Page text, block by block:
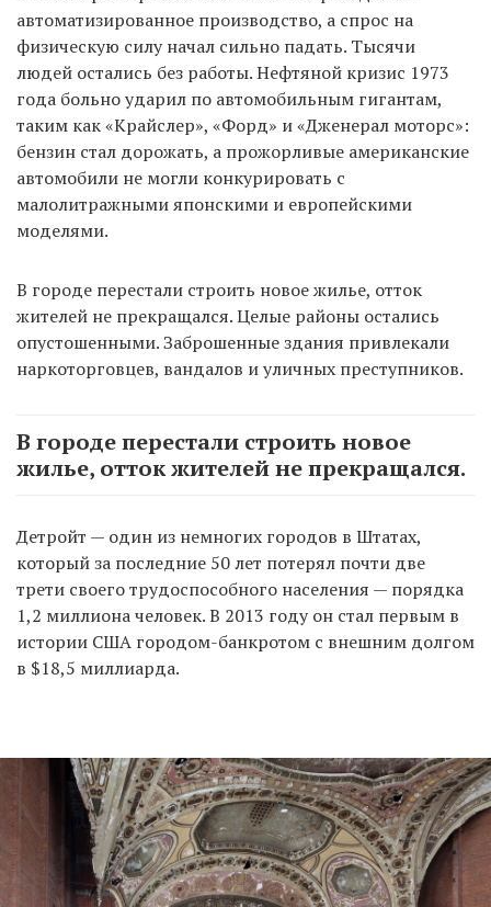
автоматизированное производство, а спрос на
физическую силу начал сильно падать. Тысячи
людей остались без работы. Нефтяной кризис 1973
года больно ударил по автомобильным гигантам,
таким как «Крайслер», «Форд» и «Дженерал моторс»:
бензин стал дорожать, а прожорливые американские
автомобили не могли конкурировать с
малолитражными японскими и европейскими
моделями.
В городе перестали строить новое жилье, отток
жителей не прекращался. Целые районы остались
опустошенными. Заброшенные здания привлекали
наркоторговцев, вандалов и уличных преступников.
В городе перестали строить новое
жилье, отток жителей не прекращался.
Детройт — один из немногих городов в Штатах,
который за последние 50 лет потерял почти две
трети своего трудоспособного населения — порядка
1,2 миллиона человек. В 2013 году он стал первым в
истории США городом-банкротом с внешним долгом
в $18,5 миллиарда.